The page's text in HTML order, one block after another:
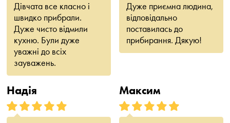
Дівчата все класно і
швидко прибрали.
Дуже чисто відмили
кухню. Були дуже
уважні до всіх
зауважень.
Дуже приємна людина,
відповідально
поставилась до
прибирання. Дякую!
Надія Максим